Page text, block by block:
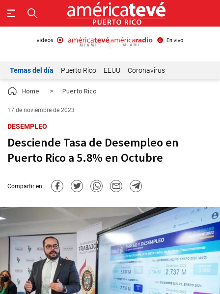
Temas del día Puerto Rico EEUU Coronavirus
Home > Puerto Rico
17 de noviembre de 2023
DESEMPLEO
Desciende Tasa de Desempleo en
Puerto Rico a 5.8% en Octubre
Compartir en: